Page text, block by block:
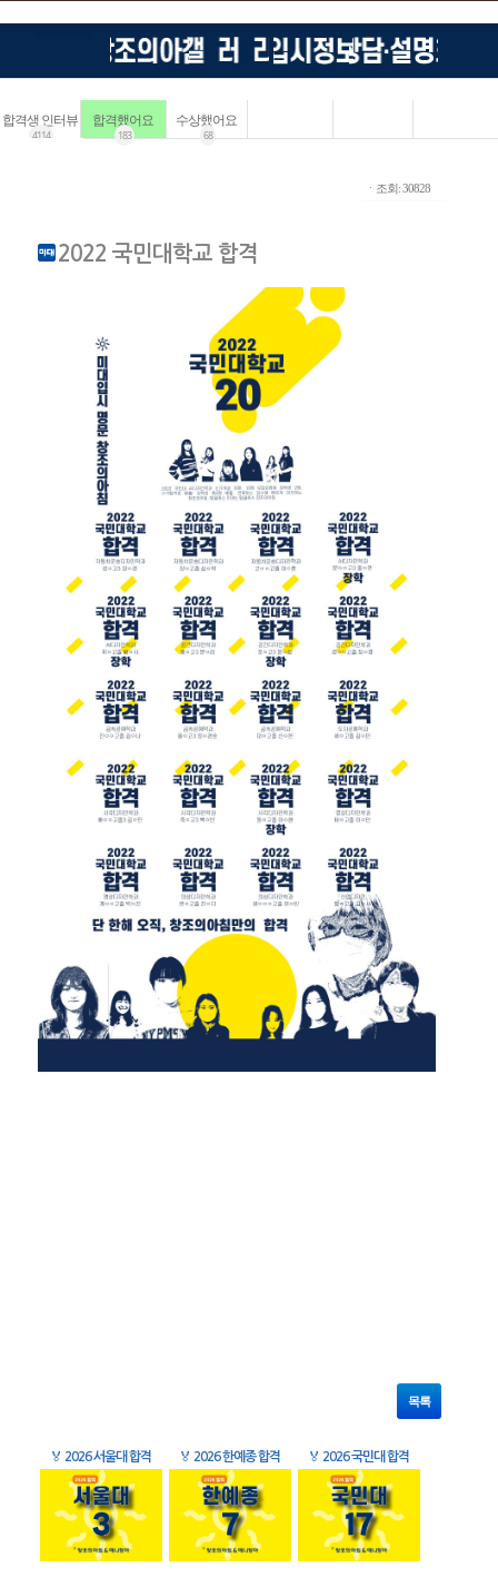
합격생 인터뷰
4114
합격했어요
183
수상했어요
68
ㆍ조회: 30828
2022 국민대학교 합격
목록
🏅 2026 서울대 합격 🏅 2026 한예종 합격 🏅 2026 국민대 합격